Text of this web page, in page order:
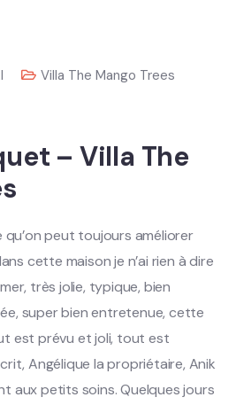
Villa The Mango Trees
– Villa The
qu’on peut toujours améliorer
cette maison je n’ai rien à dire
très jolie, typique, bien
super bien entretenue, cette
est prévu et joli, tout est
Angélique la propriétaire, Anik
aux petits soins. Quelques jours